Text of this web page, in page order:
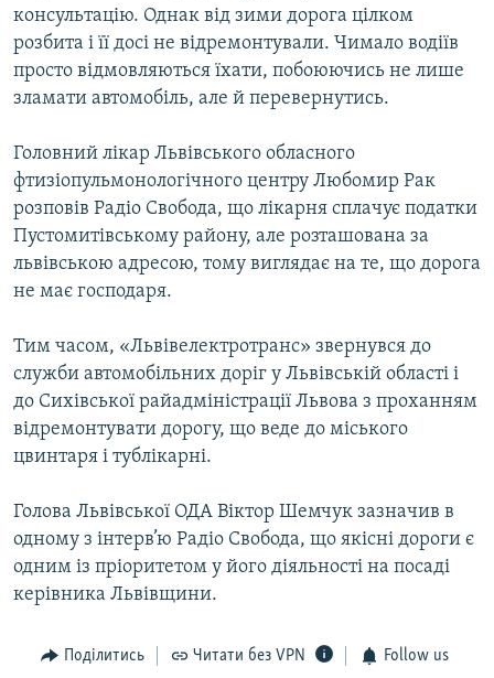
консультацію. Однак від зими дорога цілком
розбита і її досі не відремонтували. Чимало водіїв
просто відмовляються їхати, побоюючись не лише
зламати автомобіль, але й перевернутись.
Головний лікар Львівського обласного
фтизіопульмонологічного центру Любомир Рак
розповів Радіо Свобода, що лікарня сплачує податки
Пустомитівському району, але розташована за
львівською адресою, тому виглядає на те, що дорога
не має господаря.
Тим часом, «Львівелектротранс» звернувся до
служби автомобільних доріг у Львівській області і
до Сихівської райадміністрації Львова з проханням
відремонтувати дорогу, що веде до міського
цвинтаря і тублікарні.
Голова Львівської ОДА Віктор Шемчук зазначив в
одному з інтерв’ю Радіо Свобода, що якісні дороги є
одним із пріоритетом у його діяльності на посаді
керівника Львівщини.
Поділитись Читати без VPN Follow us